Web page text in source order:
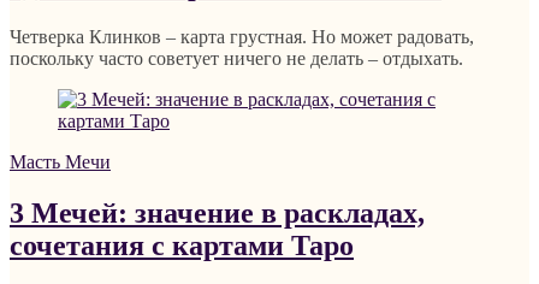
Четверка Клинков – карта грустная. Но может радовать,
поскольку часто советует ничего не делать – отдыхать.
Масть Мечи
3 Мечей: значение в раскладах,
сочетания с картами Таро